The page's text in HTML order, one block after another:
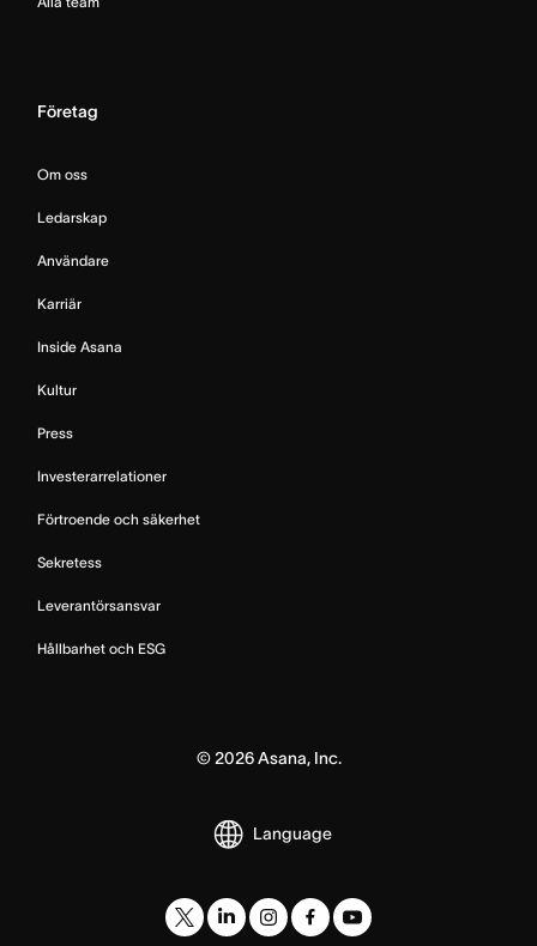
Företag
Om oss
Ledarskap
Användare
Karriär
Inside Asana
Kultur
Press
Investerarrelationer
Förtroende och säkerhet
Sekretess
Leverantörsansvar
Hållbarhet och ESG
© 2026Asana, Inc.
Language